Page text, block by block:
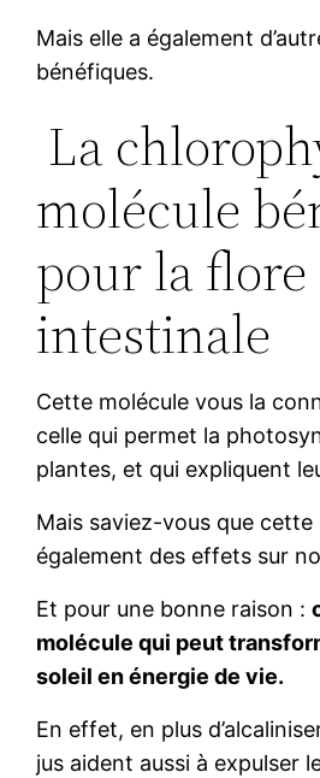
Mais elle a également
bénéfiques.
La
molécule
pour la flore
intestinale
Cette molécule vous la
celle qui permet la
plantes, et qui expliquent
Mais saviez-vous que cette
également des effets sur
Et pour une bonne raison :
molécule qui peut
soleil en énergie de vie.
En effet, en plus
jus aident aussi à expulser